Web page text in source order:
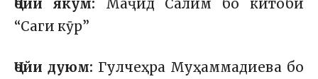
Ҷойи якум: Маҷид Салим бо китоби
“Саги кӯр”
Ҷойи дуюм: Гулчеҳра Муҳаммадиева бо